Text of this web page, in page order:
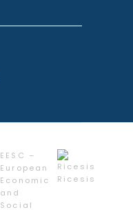
EESC –
European
Economic
and
Social
Ricesis